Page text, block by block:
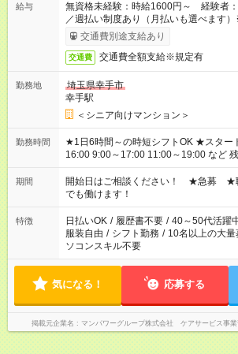
給与
無資格未経験：時給1600円～ 経験者
／週払い制度あり（月払いも選べます
了次第のお支払いとなります。
交通費別途支給あり
交通費 交通費全額支給※規定有
勤務地
埼玉県幸手市
幸手駅
＜シニア向けマンション＞
勤務時間
★1日6時間～の時短シフトOK ★スタート時間選べます！ 7:00～
16:00 9:00～17:00 11:00～19:00 など 残業なし！
場合、他のお仕事と合わせ週40時間超
ん ※法令に基づき、週20時間以上勤務
となります ※労働者派遣法（日雇い派遣
短時間・短期間の就業はご案内が難し
期間
開始日はご相談ください！ ★急募 ★
でも働けます！
特徴 日払いOK / 履歴書不要 / 40～50代活躍
服装自由 / シフト勤務 / 10名以上の大量
ソコンスキル不要
気になる！ 応募する
掲載元企業名 マンパワーグループ株式会社 ケアサービス事